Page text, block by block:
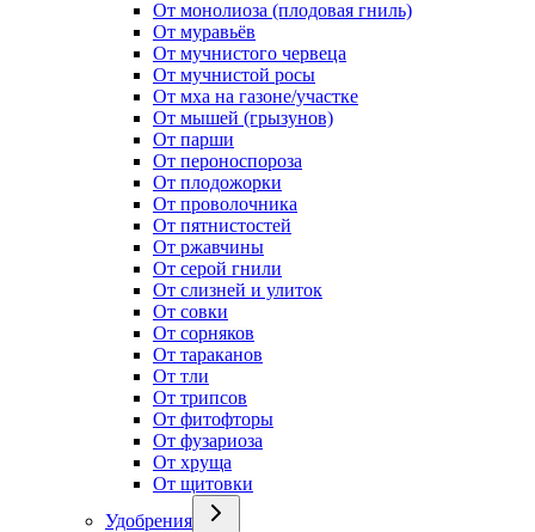
От монолиоза (плодовая гниль)
От муравьёв
От мучнистого червеца
От мучнистой росы
От мха на газоне/участке
От мышей (грызунов)
От парши
От пероноспороза
От плодожорки
От проволочника
От пятнистостей
От ржавчины
От серой гнили
От слизней и улиток
От совки
От сорняков
От тараканов
От тли
От трипсов
От фитофторы
От фузариоза
От хруща
От щитовки
Удобрения